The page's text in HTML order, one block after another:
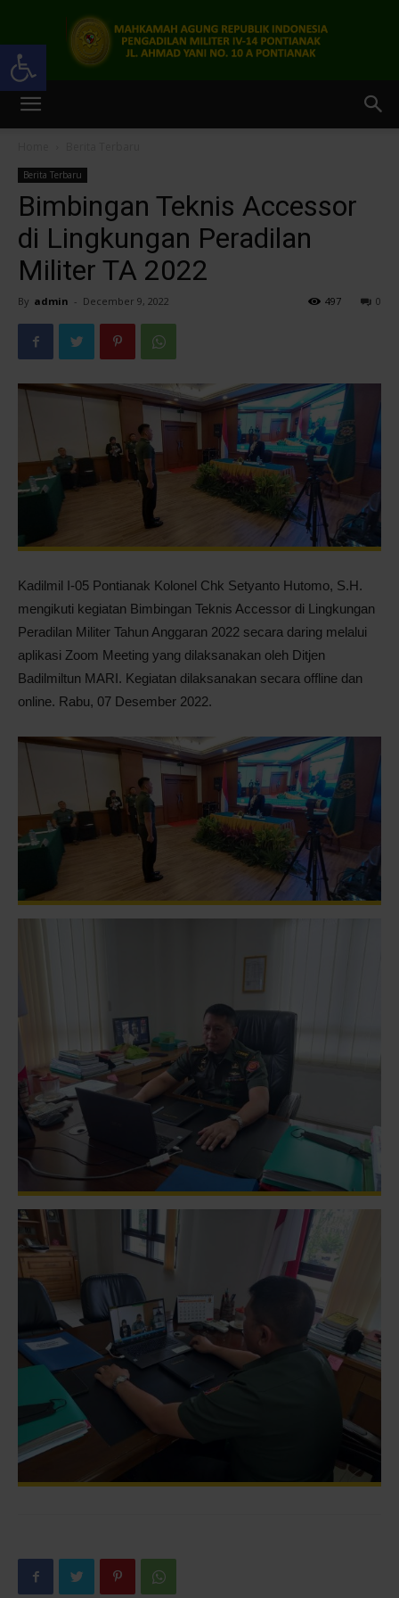
Open toolbar
IV-
Pontianak
Berita Terbaru
Bimbingan Teknis Accessor
di Lingkungan Peradilan
Militer TA 2022
By admin - December 9, 2022 0
497
Kadilmil I-05 Pontianak Kolonel Chk Setyanto Hutomo, S.H.
mengikuti kegiatan Bimbingan Teknis Accessor di Lingkungan
Peradilan Militer Tahun Anggaran 2022 secara daring melalui
aplikasi Zoom Meeting yang dilaksanakan oleh Ditjen
Badilmiltun MARI. Kegiatan dilaksanakan secara offline dan
online. Rabu, 07 Desember 2022.